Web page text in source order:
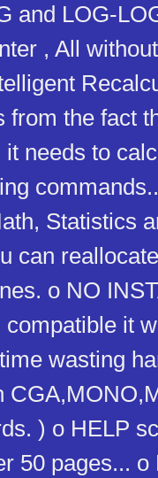
and LOG-
, All
from the fact
needs to
Statistics
can
o NO
it
wasting
) o HELP
50 pages... o